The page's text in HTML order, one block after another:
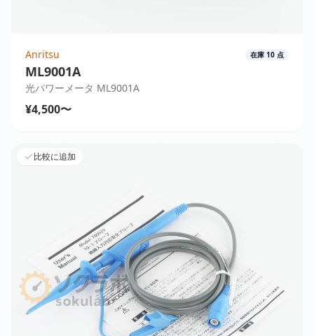
Anritsu 在庫 10 点
ML9001A
光パワーメータ ML9001A
¥4,500〜
比較に追加